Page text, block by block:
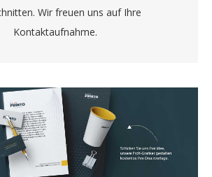
Wir freuen uns auf Ihre
Kontaktaufnahme.